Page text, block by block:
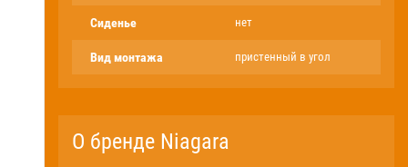
Сиденье нет
Вид монтажа пристенный в угол
О бренде Niagara